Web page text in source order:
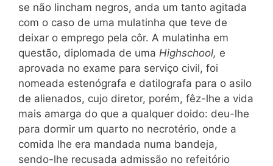
se não lincham negros, anda um tanto agitada
com o caso de uma mulatinha que teve de
deixar o emprego pela côr. A mulatinha em
questão, diplomada de uma Highschool, e
aprovada no exame para serviço civil, foi
nomeada estenógrafa e datilografa para o asilo
de alienados, cujo diretor, porém, fêz-lhe a vida
mais amarga do que a qualquer doido: deu-lhe
para dormir um quarto no necrotério, onde a
comida lhe era mandada numa bandeja,
sendo-lhe recusada admissão no refeitório